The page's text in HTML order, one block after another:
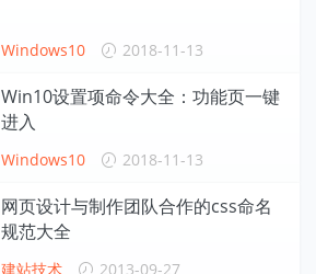
Windows10 2018-11-13
Win10设置项命令大全：功能页一键
进入
Windows10 2018-11-13
网页设计与制作团队合作的css命名
规范大全
建站技术 2013-09-27